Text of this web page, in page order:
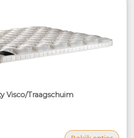
Visco/Traagschuim